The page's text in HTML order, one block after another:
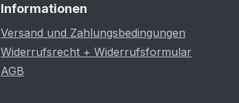
Informationen
Versand und Zahlungsbedingungen
Widerrufsrecht + Widerrufsformular
AGB